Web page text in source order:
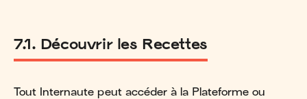
7.1. Découvrir les Recettes
Tout Internaute peut accéder à la Plateforme ou